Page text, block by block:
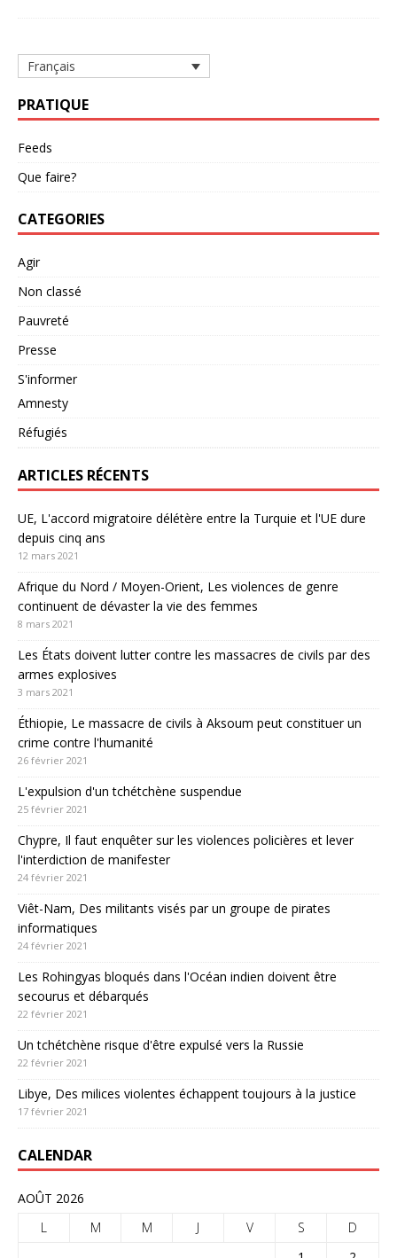
Français
PRATIQUE
Feeds
Que faire?
CATEGORIES
Agir
Non classé
Pauvreté
Presse
S'informer
Amnesty
Réfugiés
ARTICLES RÉCENTS
UE, L'accord migratoire délétère entre la Turquie et l'UE dure
depuis cinq ans
12 mars 2021
Afrique du Nord / Moyen-Orient, Les violences de genre
continuent de dévaster la vie des femmes
8 mars 2021
Les États doivent lutter contre les massacres de civils par des
armes explosives
3 mars 2021
Éthiopie, Le massacre de civils à Aksoum peut constituer un
crime contre l'humanité
26 février 2021
L'expulsion d'un tchétchène suspendue
25 février 2021
Chypre, Il faut enquêter sur les violences policières et lever
l'interdiction de manifester
24 février 2021
Viêt-Nam, Des militants visés par un groupe de pirates
informatiques
24 février 2021
Les Rohingyas bloqués dans l'Océan indien doivent être
secourus et débarqués
22 février 2021
Un tchétchène risque d'être expulsé vers la Russie
22 février 2021
Libye, Des milices violentes échappent toujours à la justice
17 février 2021
CALENDAR
AOÛT 2026
L
M M J V S
D